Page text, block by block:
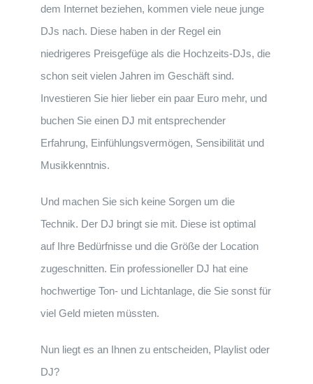
dem Internet beziehen, kommen viele neue junge
DJs nach. Diese haben in der Regel ein
niedrigeres Preisgefüge als die Hochzeits-DJs, die
schon seit vielen Jahren im Geschäft sind.
Investieren Sie hier lieber ein paar Euro mehr, und
buchen Sie einen DJ mit entsprechender
Erfahrung, Einfühlungsvermögen, Sensibilität und
Musikkenntnis.
Und machen Sie sich keine Sorgen um die
Technik. Der DJ bringt sie mit. Diese ist optimal
auf Ihre Bedürfnisse und die Größe der Location
zugeschnitten. Ein professioneller DJ hat eine
hochwertige Ton- und Lichtanlage, die Sie sonst für
viel Geld mieten müssten.
Nun liegt es an Ihnen zu entscheiden, Playlist oder
DJ?